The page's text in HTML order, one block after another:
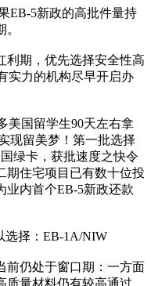
5新政的高批件量持
期，优先选择安全性高
实力的机构尽早开启办
国留学生90天左右拿
现留美梦！第一批选择
绿卡，获批速度之快令
住宅项目已有数十位投
业内首个EB-5新政还款
择：EB-1A/NIW
仍处于窗口期：一方面
质量材料仍有较高通过